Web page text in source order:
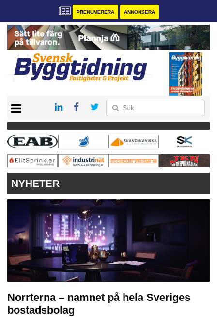
PRENUMERERA ANNONSERA
PRENUMERERA
VÅRA ANDRA MAGASIN
ANNONSERA
KONTAKT
NYHETER
Norrterna – namnet på hela Sveriges
bostadsbolag